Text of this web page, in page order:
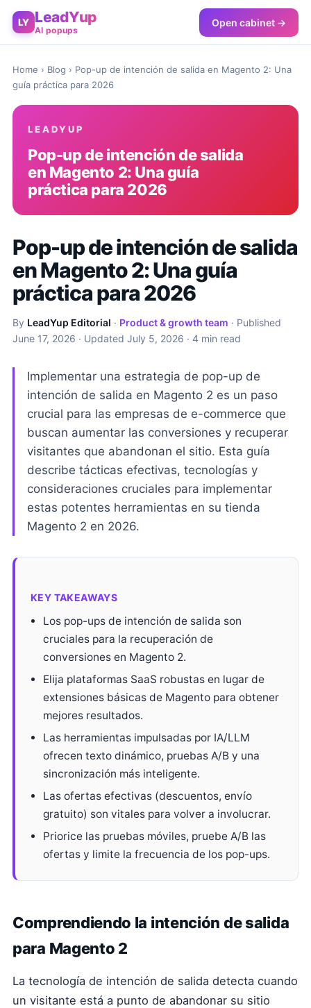
LY LeadYup
AI popups
Open cabinet →
Home › Blog › Pop-up de intención de salida en Magento 2: Una
guía práctica para 2026
LEADYUP
Pop-up de intención de salida
en Magento 2: Una guía
práctica para 2026
Pop-up de intención de salida
en Magento 2: Una guía
práctica para 2026
By LeadYup Editorial · Product & growth team · Published
June 17, 2026 · Updated July 5, 2026 · 4 min read
Implementar una estrategia de pop-up de
intención de salida en Magento 2 es un paso
crucial para las empresas de e-commerce que
buscan aumentar las conversiones y recuperar
visitantes que abandonan el sitio. Esta guía
describe tácticas efectivas, tecnologías y
consideraciones cruciales para implementar
estas potentes herramientas en su tienda
Magento 2 en 2026.
KEY TAKEAWAYS
Los pop-ups de intención de salida son
cruciales para la recuperación de
conversiones en Magento 2.
Elija plataformas SaaS robustas en lugar de
extensiones básicas de Magento para obtener
mejores resultados.
Las herramientas impulsadas por IA/LLM
ofrecen texto dinámico, pruebas A/B y una
sincronización más inteligente.
Las ofertas efectivas (descuentos, envío
gratuito) son vitales para volver a involucrar.
Priorice las pruebas móviles, pruebe A/B las
ofertas y limite la frecuencia de los pop-ups.
Comprendiendo la intención de salida
para Magento 2
La tecnología de intención de salida detecta cuando
un visitante está a punto de abandonar su sitio